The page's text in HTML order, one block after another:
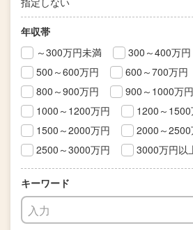
年収帯
～300万円未満
300～400万円
500～600万円
600～700万円
800～900万円
900～1000万円
1000～1200万円
1200～1500
1500～2000万円
2000～2500
2500～3000万円
3000万円以
キーワード